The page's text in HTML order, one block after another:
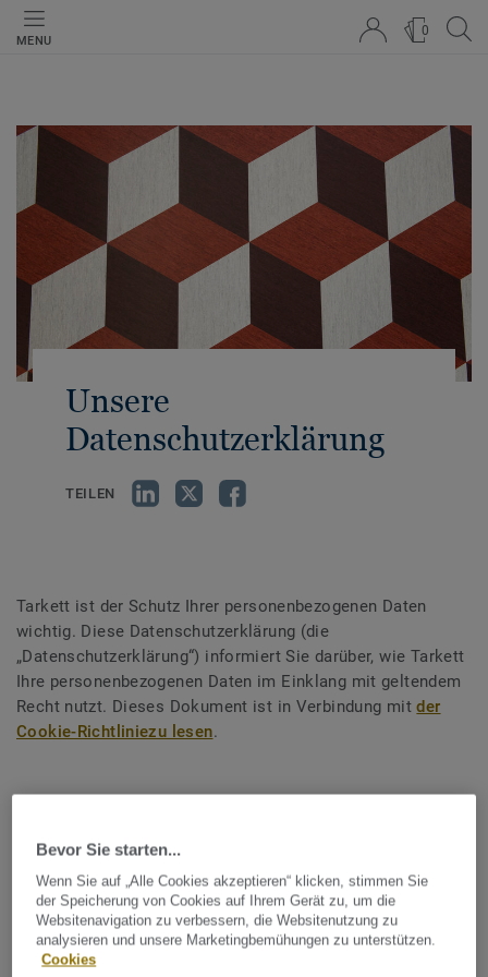
MENU
0
Unsere
Datenschutzerklärung
TEILEN
Tarkett ist der Schutz Ihrer personenbezogenen Daten
wichtig. Diese Datenschutzerklärung (die
„Datenschutzerklärung“) informiert Sie darüber, wie Tarkett
Ihre personenbezogenen Daten im Einklang mit geltendem
Recht nutzt. Dieses Dokument ist in Verbindung mitder
Cookie-Richtliniezu lesen.
verantwortliche Stelle
Die für die Datenverarbeitung verantwortliche Stelle ist die
Tarkett HoldingGmbH, eine GmbH mit einem Kapital in
Höhe von 30.000.000 EUR, eingetragen im Handelsregister
Bevor Sie starten...
Wenn Sie auf „Alle Cookies akzeptieren“ klicken, stimmen Sie
der Speicherung von Cookies auf Ihrem Gerät zu, um die
Websitenavigation zu verbessern, die Websitenutzung zu
analysieren und unsere Marketingbemühungen zu unterstützen.
Cookies